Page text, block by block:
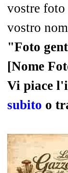
vostre
vostro
"Foto
[Nome
Vi piace
subito o